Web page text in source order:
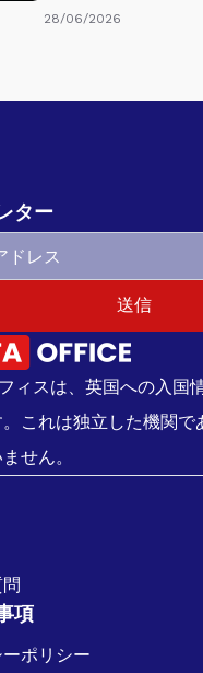
28/06/2026
ター
送信
ィスは、英国への入国
。これは独立した機関で
せん。
項
ポリシー